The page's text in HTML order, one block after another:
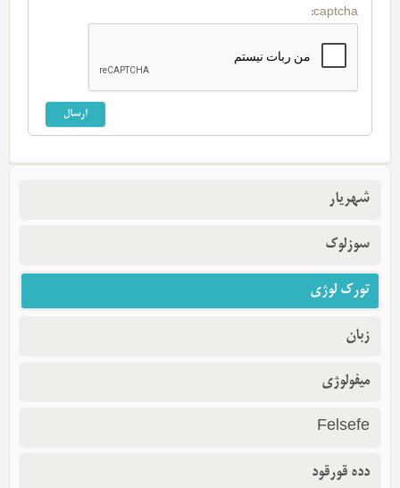
captcha:
شهریار
سوزلوک
تورک لوژی
زبان
میفولوژی
Felsefe
دده قورقود